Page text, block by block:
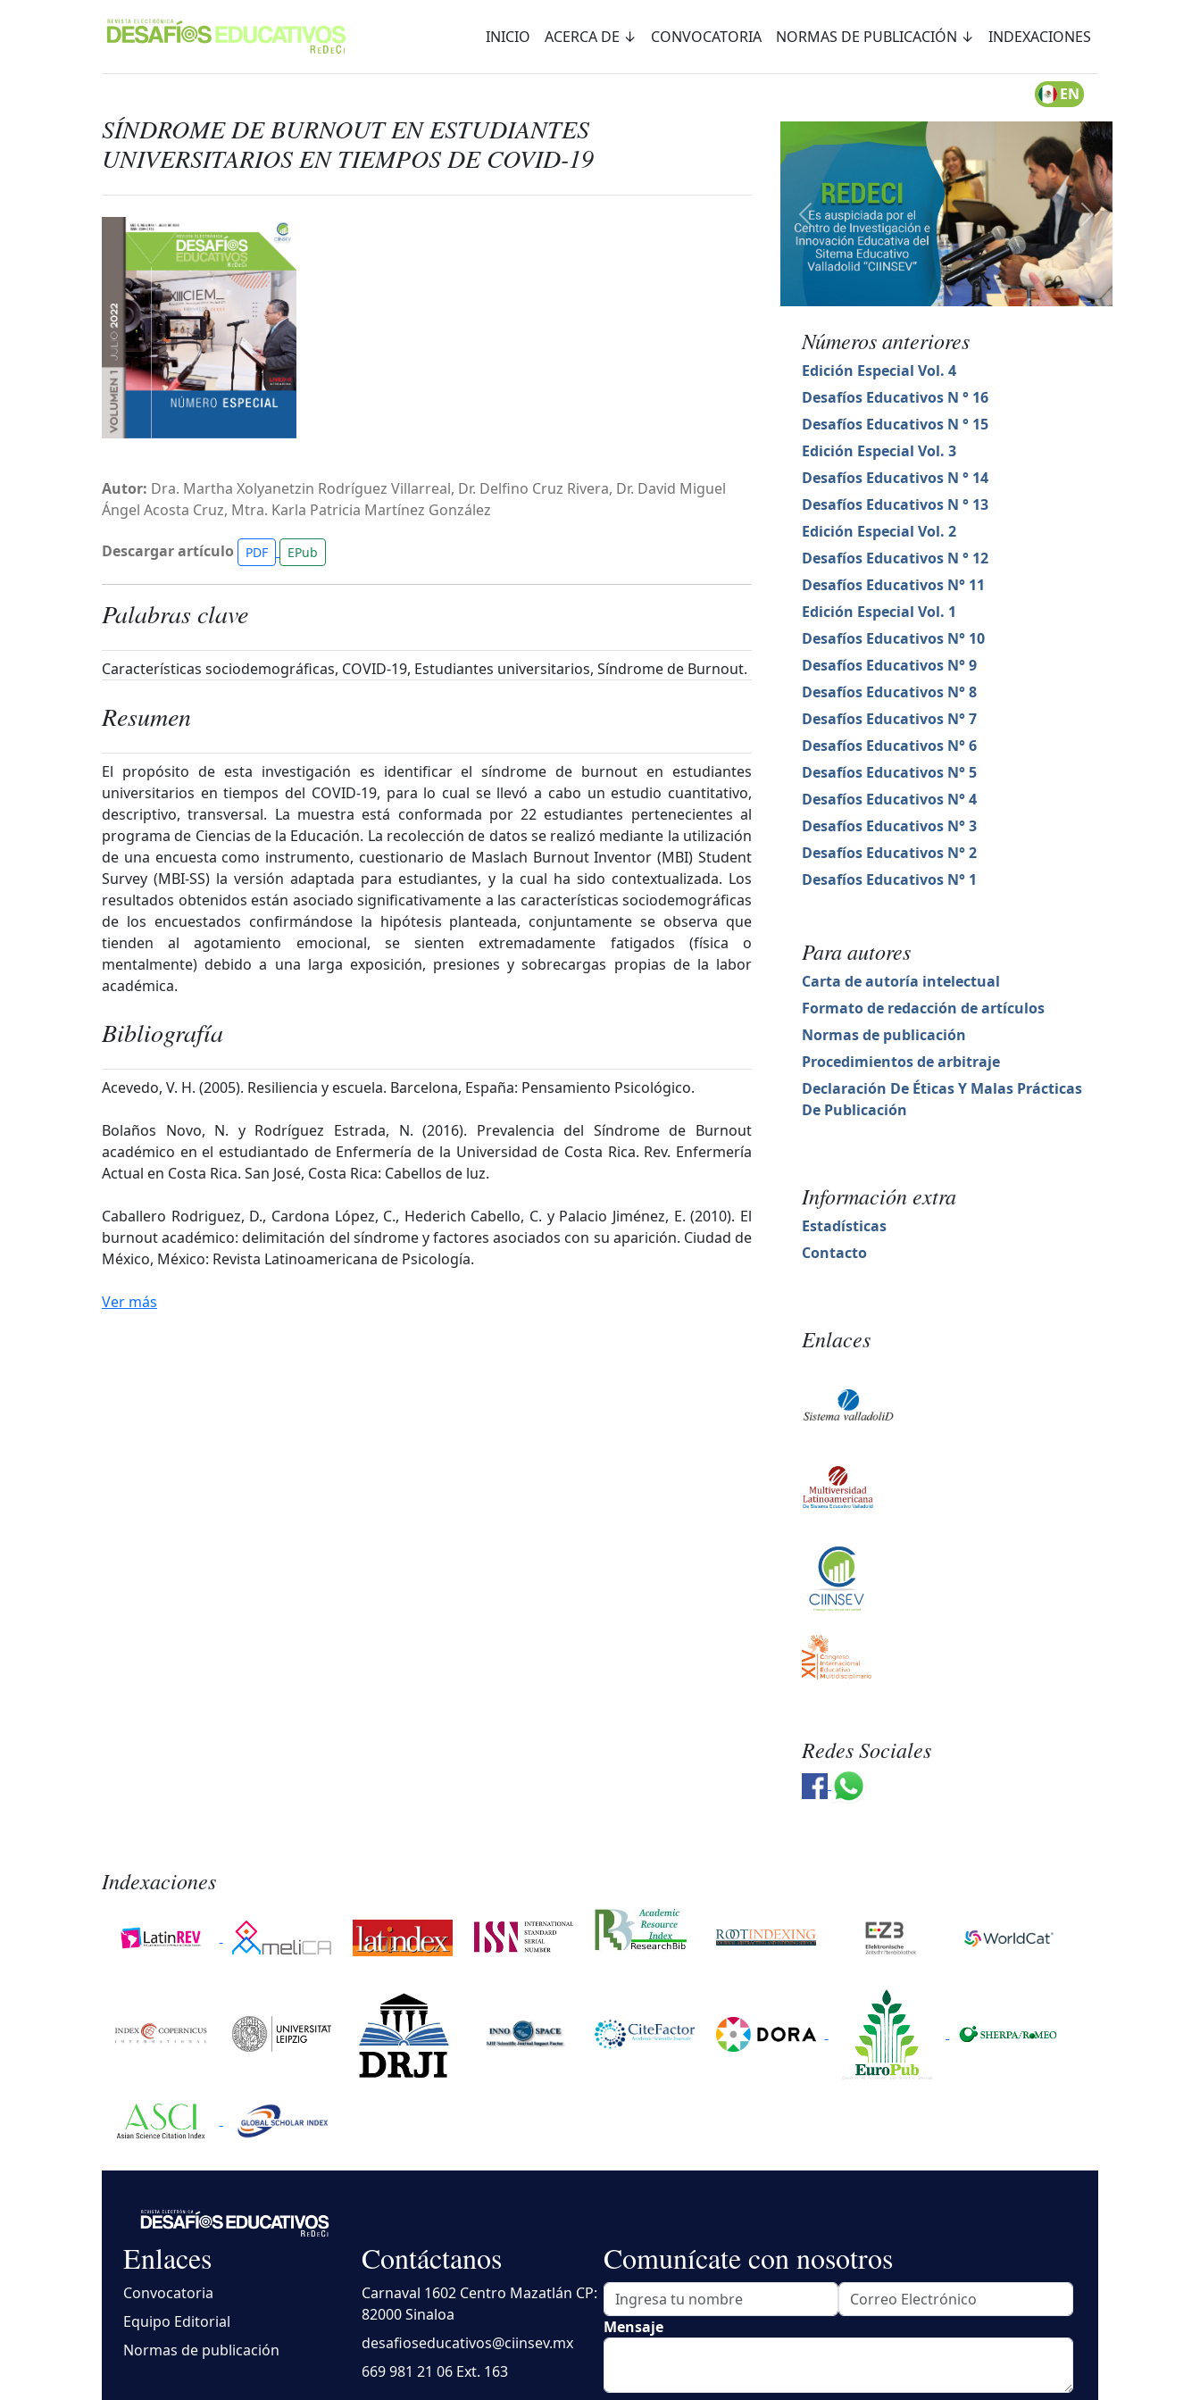
INICIO ACERCA DE ↓ CONVOCATORIA NORMAS DE PUBLICACIÓN ↓ INDEXACIONES
EN
SÍNDROME DE BURNOUT EN ESTUDIANTES
UNIVERSITARIOS EN TIEMPOS DE COVID-19
Autor: Dra. Martha Xolyanetzin Rodríguez Villarreal, Dr. Delfino Cruz Rivera, Dr. David Miguel
Ángel Acosta Cruz, Mtra. Karla Patricia Martínez González
Descargar artículo PDF EPub
Palabras clave
Características sociodemográficas, COVID-19, Estudiantes universitarios, Síndrome de Burnout.
Resumen
El propósito de esta investigación es identificar el síndrome de burnout en estudiantes
universitarios en tiempos del COVID-19, para lo cual se llevó a cabo un estudio cuantitativo,
descriptivo, transversal. La muestra está conformada por 22 estudiantes pertenecientes al
programa de Ciencias de la Educación. La recolección de datos se realizó mediante la utilización
de una encuesta como instrumento, cuestionario de Maslach Burnout Inventor (MBI) Student
Survey (MBI-SS) la versión adaptada para estudiantes, y la cual ha sido contextualizada. Los
resultados obtenidos están asociado significativamente a las características sociodemográficas
de los encuestados confirmándose la hipótesis planteada, conjuntamente se observa que
tienden al agotamiento emocional, se sienten extremadamente fatigados (física o
mentalmente) debido a una larga exposición, presiones y sobrecargas propias de la labor
académica.
Bibliografía
Acevedo, V. H. (2005). Resiliencia y escuela. Barcelona, España: Pensamiento Psicológico.
Bolaños Novo, N. y Rodríguez Estrada, N. (2016). Prevalencia del Síndrome de Burnout
académico en el estudiantado de Enfermería de la Universidad de Costa Rica. Rev. Enfermería
Actual en Costa Rica. San José, Costa Rica: Cabellos de luz.
Caballero Rodriguez, D., Cardona López, C., Hederich Cabello, C. y Palacio Jiménez, E. (2010). El
burnout académico: delimitación del síndrome y factores asociados con su aparición. Ciudad de
México, México: Revista Latinoamericana de Psicología.
Ver más
Números anteriores
Edición Especial Vol. 4
Desafíos Educativos N ° 16
Desafíos Educativos N ° 15
Edición Especial Vol. 3
Desafíos Educativos N ° 14
Desafíos Educativos N ° 13
Edición Especial Vol. 2
Desafíos Educativos N ° 12
Desafíos Educativos N° 11
Edición Especial Vol. 1
Desafíos Educativos N° 10
Desafíos Educativos N° 9
Desafíos Educativos N° 8
Desafíos Educativos N° 7
Desafíos Educativos N° 6
Desafíos Educativos N° 5
Desafíos Educativos N° 4
Desafíos Educativos N° 3
Desafíos Educativos N° 2
Desafíos Educativos N° 1
Para autores
Carta de autoría intelectual
Formato de redacción de artículos
Normas de publicación
Procedimientos de arbitraje
Declaración De Éticas Y Malas Prácticas
De Publicación
Información extra
Estadísticas
Contacto
Enlaces
Redes Sociales
Indexaciones
Enlaces
Convocatoria
Equipo Editorial
Normas de publicación
Contáctanos
Carnaval 1602 Centro Mazatlán CP:
82000 Sinaloa
desafioseducativos@ciinsev.mx
669 981 21 06 Ext. 163
Comunícate con nosotros
Mensaje